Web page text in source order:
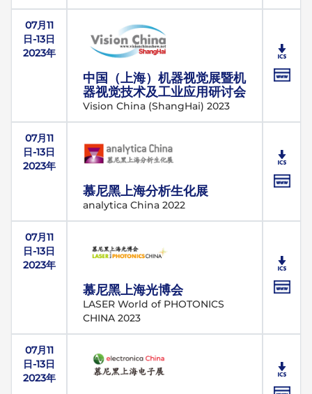
07月11
日-13日
2023年
中国（上海）机器视觉展暨机
器视觉技术及工业应用研讨会
Vision China (ShangHai) 2023
07月11
日-13日
2023年
慕尼黑上海分析生化展
analytica China 2022
07月11
日-13日
2023年
慕尼黑上海光博会
LASER World of PHOTONICS
CHINA 2023
07月11
日-13日
2023年